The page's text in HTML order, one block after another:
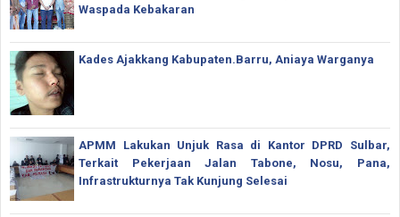
Waspada Kebakaran
Kades Ajakkang Kabupaten.Barru, Aniaya Warganya
APMM Lakukan Unjuk Rasa di Kantor DPRD Sulbar,
Terkait Pekerjaan Jalan Tabone, Nosu, Pana,
Infrastrukturnya Tak Kunjung Selesai